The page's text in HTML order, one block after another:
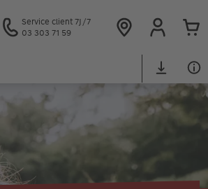
Service client 7J/7
03 303 71 59